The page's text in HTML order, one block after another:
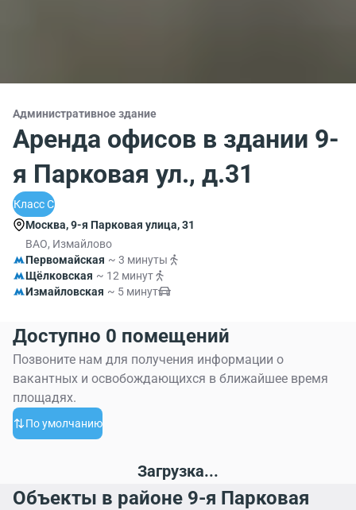
Административное здание
Аренда офисов в здании 9-
я Парковая ул., д.31
Класс C
Москва, 9-я Парковая улица, 31
ВАО, Измайлово
Первомайская ~ 3 минуты
Щёлковская ~ 12 минут
Измайловская ~ 5 минут
Доступно 0 помещений
Позвоните нам для получения информации о
вакантных и освобождающихся в ближайшее время
площадях.
По умолчанию
Загрузка...
Объекты в районе 9-я Парковая